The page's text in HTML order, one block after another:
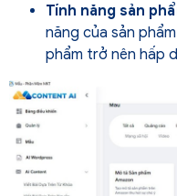
Tính năng sản
năng của sản
phẩm trở nên hấp